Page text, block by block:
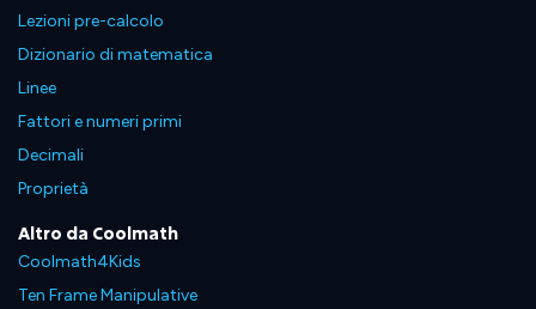
Lezioni pre-calcolo
Dizionario di matematica
Linee
Fattori e numeri primi
Decimali
Proprietà
Altro da Coolmath
Coolmath4Kids
Ten Frame Manipulative